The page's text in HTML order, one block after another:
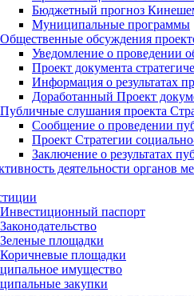
Бюджетный прогноз
Муниципальные программы
Общественные обсуждения
Уведомление о проведении
Проект документа
Информация о результатах
Доработанный Проект
Публичные слушания проекта
Сообщение о проведении
Проект Стратегии
Заключение о результатах
деятельности органов
Инвестиционный паспорт
Законодательство
Зеленые площадки
Коричневые площадки
имущество
закупки